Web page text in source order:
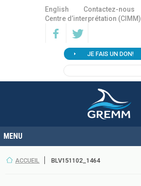
English
Contactez-nous
Centre d’interprétation (CIMM)
JE FAIS UN DON!
ACCUEIL BLV151102_1464